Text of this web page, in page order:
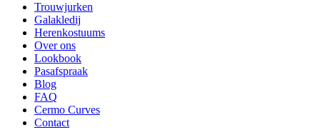
Trouwjurken
Galakledij
Herenkostuums
Over ons
Lookbook
Pasafspraak
Blog
FAQ
Cermo Curves
Contact